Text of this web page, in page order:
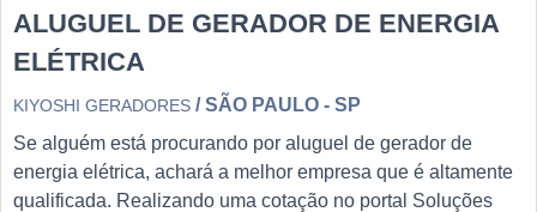
ALUGUEL DE GERADOR DE ENERGIA
ELÉTRICA
KIYOSHI GERADORES / SÃO PAULO - SP
Se alguém está procurando por aluguel de gerador de
energia elétrica, achará a melhor empresa que é altamente
qualificada. Realizando uma cotação no portal Soluções